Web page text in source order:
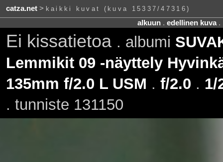
catza.net> kaikki kuvat (kuva 15337/47316)
alkuun. edellinen kuva.
Ei kissatietoa . albumi
Lemmikit 09 -näyttely
135mm f/2.0 L USM . f/2.0 . 1/
. tunniste 131150